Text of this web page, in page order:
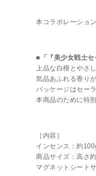
本コラボレーショ
■「『美少女戦士
上品な白檀とやさ
気品あふれる香り
パッケージはセー
本商品のために特
［内容］
インセンス：約
商品サイズ：高さ
マグネットシート